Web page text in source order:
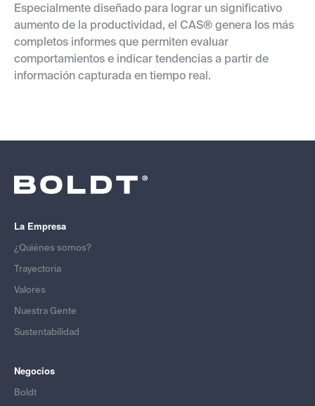
Especialmente diseñado para lograr un significativo
aumento de la productividad, el CAS® genera los más
completos informes que permiten evaluar
comportamientos e indicar tendencias a partir de
información capturada en tiempo real.
La Empresa
¿Quiénes somos?
Trayectoria
Valores
Nuestra Gente
Sustentabilidad
Negocios
Boldt